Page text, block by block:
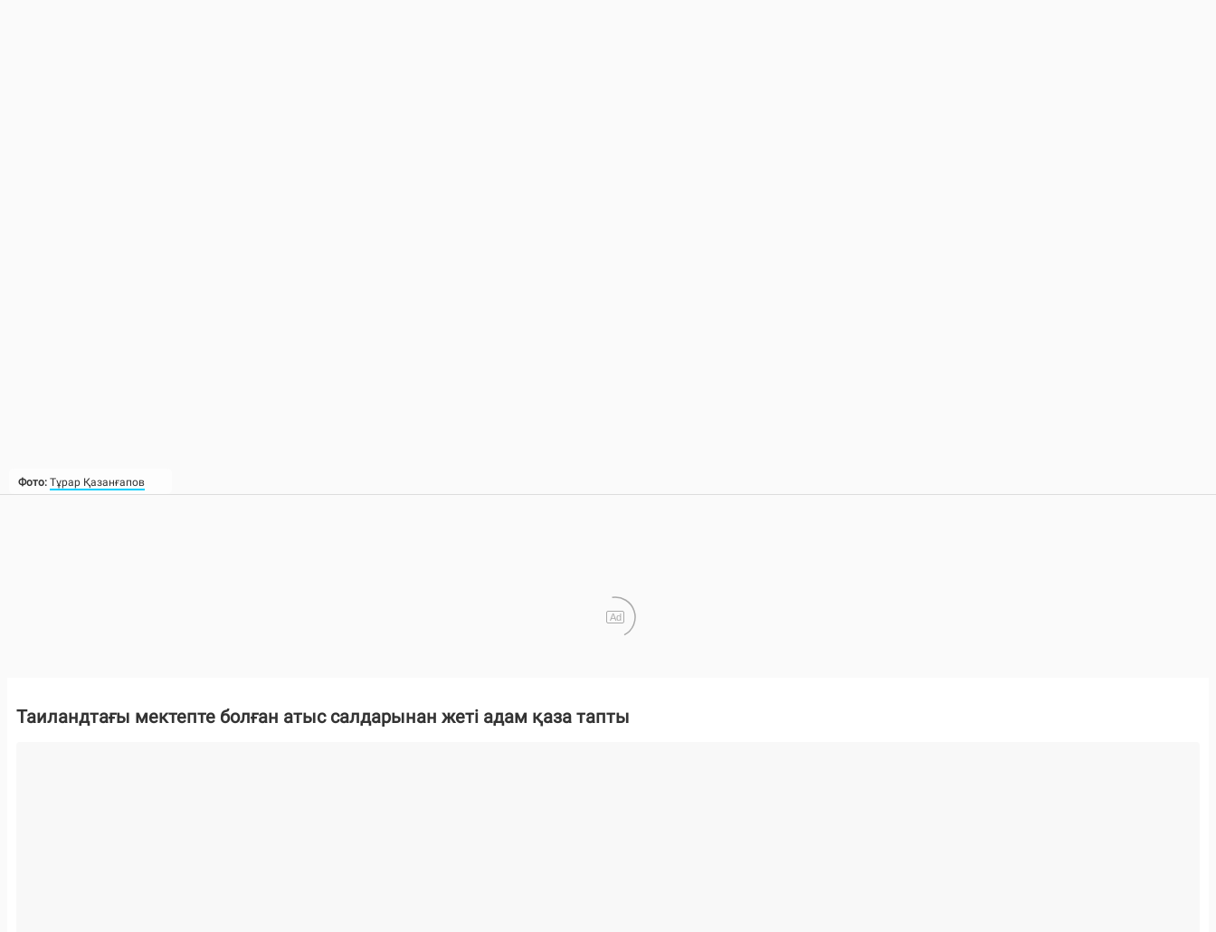
Фото: Тұрар Қазанғапов